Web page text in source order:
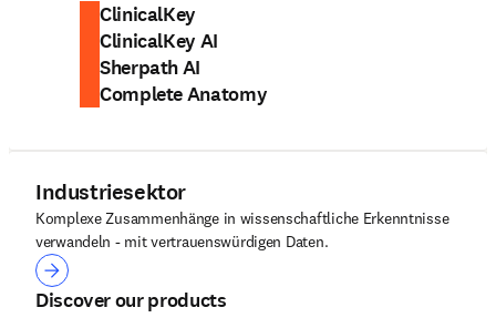
ClinicalKey
ClinicalKey AI
Sherpath AI
Complete Anatomy
Industriesektor
Komplexe Zusammenhänge in wissenschaftliche Erkenntnisse
verwandeln - mit vertrauenswürdigen Daten.
Industriesektor
Discover our products